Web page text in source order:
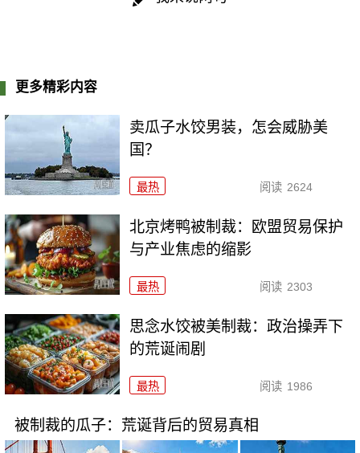
更多精彩内容
卖瓜子水饺男装，怎会威胁美
国？
最热 阅读 2624
北京烤鸭被制裁：欧盟贸易保护
与产业焦虑的缩影
最热 阅读 2303
思念水饺被美制裁：政治操弄下
的荒诞闹剧
最热 阅读 1986
被制裁的瓜子：荒诞背后的贸易真相